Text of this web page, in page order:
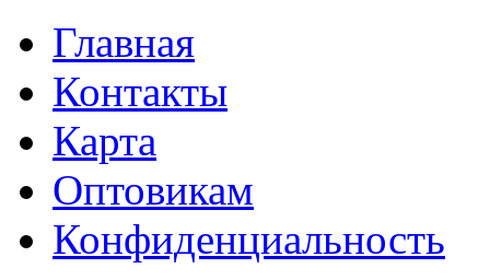
Главная
Контакты
Карта
Оптовикам
Конфиденциальность